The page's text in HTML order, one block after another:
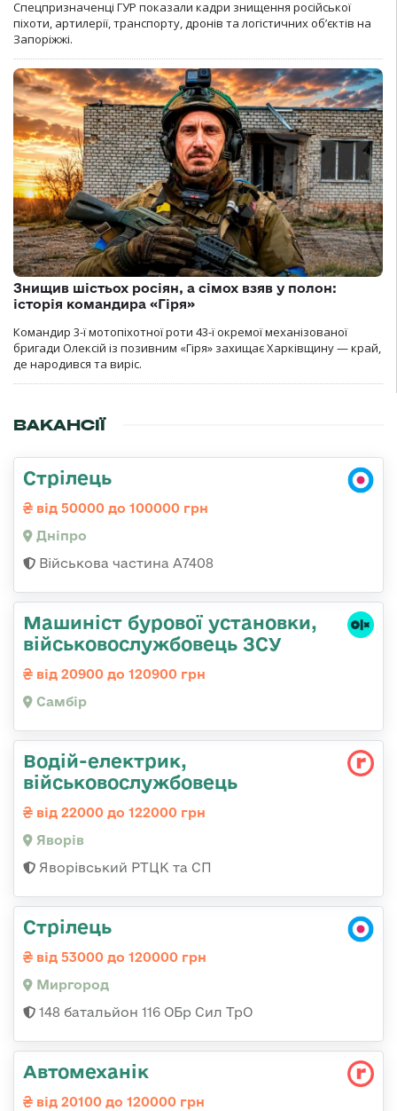
Спецпризначенці ГУР показали кадри знищення російської
піхоти, артилерії, транспорту, дронів та логістичних об’єктів на
Запоріжжі.
Знищив шістьох росіян, а сімох взяв у полон:
історія командира «Гіря»
Командир 3-ї мотопіхотної роти 43-ї окремої механізованої
бригади Олексій із позивним «Гіря» захищає Харківщину — край,
де народився та виріс.
ВАКАНСІЇ
Стрілець
від 50000 до 100000 грн
Дніпро
Військова частина А7408
Машиніст бурової установки,
військовослужбовець ЗСУ
від 20900 до 120900 грн
Самбір
Водій-електрик,
військовослужбовець
від 22000 до 122000 грн
Яворів
Яворівський РТЦК та СП
Стрілець
від 53000 до 120000 грн
Миргород
148 батальйон 116 ОБр Сил ТрО
Автомеханік
від 20100 до 120000 грн